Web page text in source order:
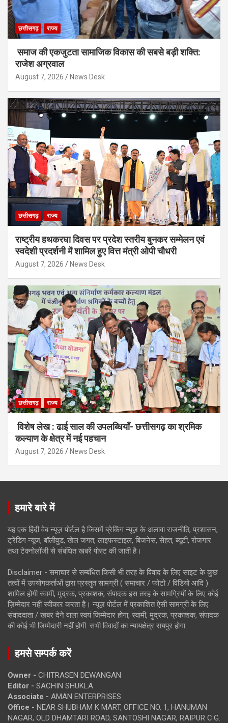
छत्तीसगढ़ राज्य
समाज की एकजुटता सामाजिक विकास की सबसे बड़ी शक्ति:
राजेश अग्रवाल
August 7, 2026 News Desk
छत्तीसगढ़ राज्य
राष्ट्रीय हथकरघा दिवस पर प्रदेश स्तरीय बुनकर सम्मेलन एवं
स्वदेशी प्रदर्शनी में शामिल हुए वित्त मंत्री ओपी चौधरी
August 7, 2026 News Desk
छत्तीसगढ़ राज्य
विशेष लेख : ढाई साल की उपलब्धियाँ- छत्तीसगढ़ का श्रमिक
कल्याण के क्षेत्र में नई पहचान
August 7, 2026 News Desk
हमारे बारे में
यह एक हिंदी वेब न्यूज़ पोर्टल है जिसमें ब्रेकिंग न्यूज़ के अलावा राजनीति, प्रशासन,
ट्रेंडिंग न्यूज, बॉलीवुड, खेल जगत, लाइफस्टाइल, बिजनेस, सेहत, ब्यूटी, रोजगार
तथा टेक्नोलॉजी से संबंधित खबरें पोस्ट की जाती है।
Disclaimer - समाचार से सम्बंधित किसी भी तरह के विवाद के लिए साइट के कुछ
तत्वों में उपयोगकर्ताओं द्वारा प्रस्तुत सामग्री ( समाचार / फोटो / विडियो आदि )
शामिल होगी स्वामी, मुद्रक, प्रकाशक, संपादक इस तरह के सामग्रियों के लिए कोई
ज़िम्मेदार नहीं स्वीकार करता है। न्यूज़ पोर्टल में प्रकाशित ऐसी सामग्री के लिए
संवाददाता / खबर देने वाला स्वयं जिम्मेदार होगा, स्वामी, मुद्रक, प्रकाशक, संपादक
की कोई भी जिम्मेदारी नहीं होगी. सभी विवादों का न्यायक्षेत्र रायपुर होगा
हमसे सम्पर्क करें
Owner - CHITRASEN DEWANGAN
Editor - SACHIN SHUKLA
Associate - AMAN ENTERPRISES
Office - NEAR SHUBHAM K MART, OFFICE NO. 1, HANUMAN
NAGAR, OLD DHAMTARI ROAD, SANTOSHI NAGAR, RAIPUR C.G.